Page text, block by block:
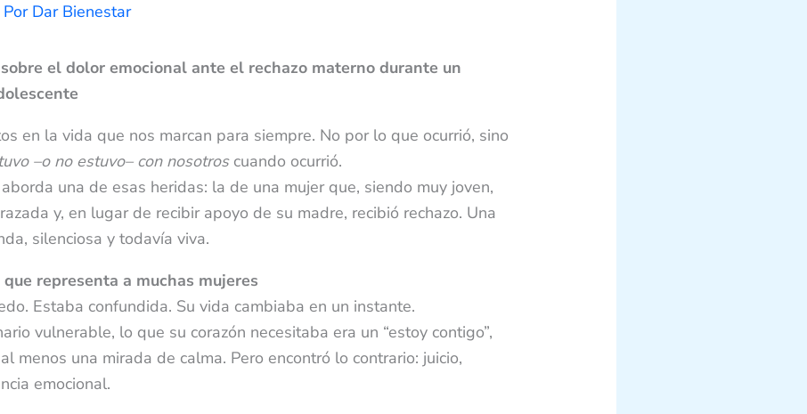
Dar Bienestar
el dolor emocional ante el rechazo materno durante un
en la vida que nos marcan para siempre. No por lo que ocurrió, sino
–o no estuvo– con nosotroscuando ocurrió.
una de esas heridas: la de una mujer que, siendo muy joven,
y, en lugar de recibir apoyo de su madre, recibió rechazo. Una
silenciosa y todavía viva.
representa a muchas mujeres
Estaba confundida. Su vida cambiaba en un instante.
vulnerable, lo que su corazón necesitaba era un “estoy contigo”,
menos una mirada de calma. Pero encontró lo contrario: juicio,
emocional.